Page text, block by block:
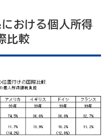
における個人所得
比較